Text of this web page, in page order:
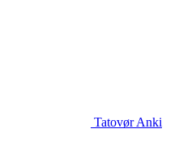
Tatovør Anki